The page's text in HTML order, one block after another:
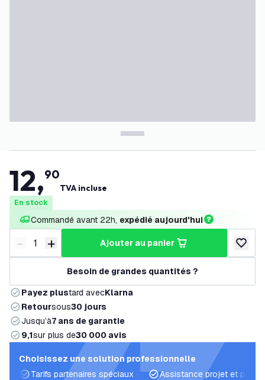
12,90
TVA incluse
En stock
Commandé avant 22h, expédié aujourd'hui
Diminuer la quantité
- Augmenter la quantité
+ ajouter au panier
Besoin de grandes quantités ?
Payez plustard avecKlarna
Retoursous30 jours
Jusqu’à7 ans de garantie
9,1sur plus de30 000 avis
Choisissez une solution professionnelle
Tarifs partenaires spéciaux
Assistance projet et plans